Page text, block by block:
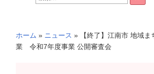
索
ホーム » ニュース » 【終了】江南市 地域
業 令和7年度事業 公開審査会